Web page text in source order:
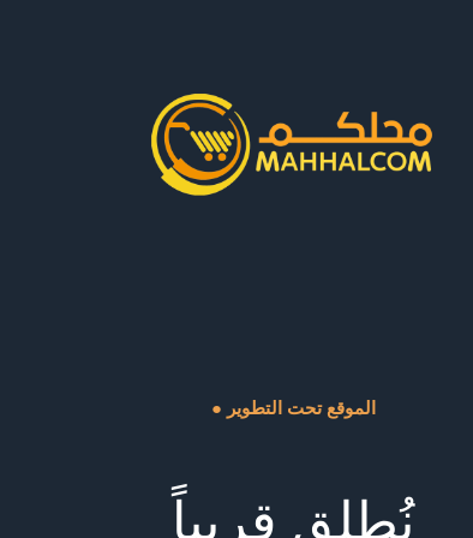
● الموقع تحت التطوير
نُطلق قريباً